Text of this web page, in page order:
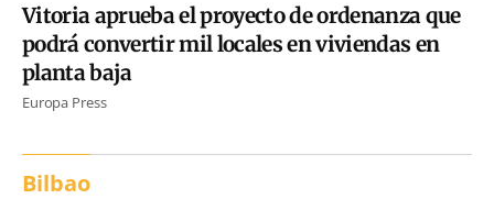
Vitoria aprueba el proyecto de ordenanza que
podrá convertir mil locales en viviendas en
planta baja
Europa Press
Bilbao